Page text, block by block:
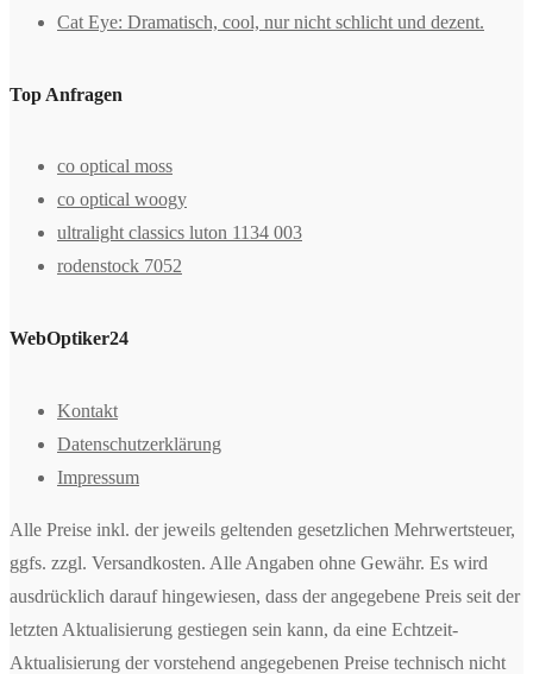
Cat Eye: Dramatisch, cool, nur nicht schlicht und dezent.
Top Anfragen
co optical moss
co optical woogy
ultralight classics luton 1134 003
rodenstock 7052
WebOptiker24
Kontakt
Datenschutzerklärung
Impressum
Alle Preise inkl. der jeweils geltenden gesetzlichen Mehrwertsteuer,
ggfs. zzgl. Versandkosten. Alle Angaben ohne Gewähr. Es wird
ausdrücklich darauf hingewiesen, dass der angegebene Preis seit der
letzten Aktualisierung gestiegen sein kann, da eine Echtzeit-
Aktualisierung der vorstehend angegebenen Preise technisch nicht